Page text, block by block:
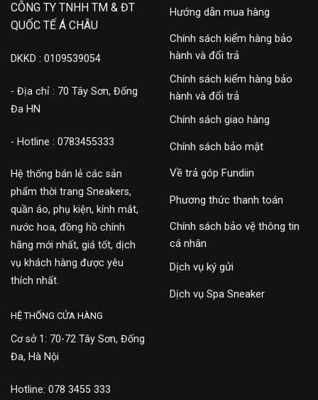
CÔNG TY TNHH TM & ĐT
QUỐC TẾ Á CHÂU
DKKD : 0109539054
- Địa chỉ : 70 Tây Sơn, Đống
Đa HN
- Hotline : 0783455333
Hệ thống bán lẻ các sản
phẩm thời trang Sneakers,
quần áo, phụ kiện, kính mắt,
nước hoa, đồng hồ chính
hãng mới nhất, giá tốt, dịch
vụ khách hàng được yêu
thích nhất.
Hướng dẫn mua hàng
Chính sách kiểm hàng bảo
hành và đổi trả
Chính sách kiểm hàng bảo
hành và đổi trả
Chính sách giao hàng
Chính sách bảo mật
Về trả góp Fundiin
Phương thức thanh toán
Chính sách bảo vệ thông tin
cá nhân
Dịch vụ ký gửi
Dịch vụ Spa Sneaker
HỆ THỐNG CỬA HÀNG
Cơ sở 1: 70-72 Tây Sơn, Đống
Đa, Hà Nội
Hotline: 078 3455 333